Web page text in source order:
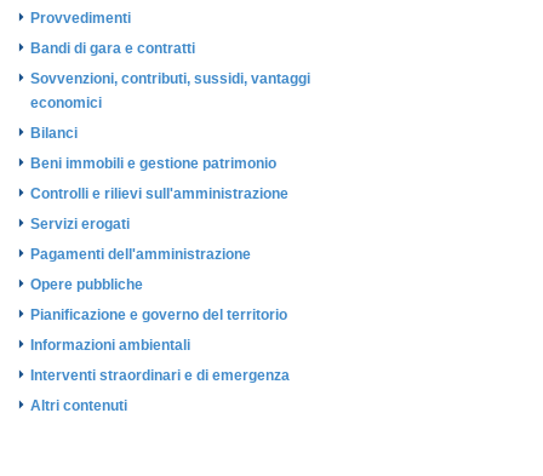
Provvedimenti
Bandi di gara e contratti
Sovvenzioni, contributi, sussidi, vantaggi
economici
Bilanci
Beni immobili e gestione patrimonio
Controlli e rilievi sull'amministrazione
Servizi erogati
Pagamenti dell'amministrazione
Opere pubbliche
Pianificazione e governo del territorio
Informazioni ambientali
Interventi straordinari e di emergenza
Altri contenuti